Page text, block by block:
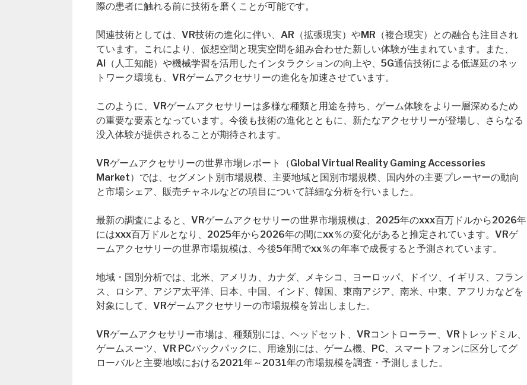
際の患者に触れる前に技術を磨くことが可能です。
関連技術としては、VR技術の進化に伴い、AR（拡張現実）やMR（複合現実）との融合も注目され
ています。これにより、仮想空間と現実空間を組み合わせた新しい体験が生まれています。また、
AI（人工知能）や機械学習を活用したインタラクションの向上や、5G通信技術による低遅延のネッ
トワーク環境も、VRゲームアクセサリーの進化を加速させています。
このように、VRゲームアクセサリーは多様な種類と用途を持ち、ゲーム体験をより一層深めるため
の重要な要素となっています。今後も技術の進化とともに、新たなアクセサリーが登場し、さらなる
没入体験が提供されることが期待されます。
VRゲームアクセサリーの世界市場レポート（Global Virtual Reality Gaming Accessories
Market）では、セグメント別市場規模、主要地域と国別市場規模、国内外の主要プレーヤーの動向
と市場シェア、販売チャネルなどの項目について詳細な分析を行いました。
最新の調査によると、VRゲームアクセサリーの世界市場規模は、2025年のxxx百万ドルから2026年
にはxxx百万ドルとなり、2025年から2026年の間にxx％の変化があると推定されています。VRゲ
ームアクセサリーの世界市場規模は、今後5年間でxx％の年率で成長すると予測されています。
地域・国別分析では、北米、アメリカ、カナダ、メキシコ、ヨーロッパ、ドイツ、イギリス、フラン
ス、ロシア、アジア太平洋、日本、中国、インド、韓国、東南アジア、南米、中東、アフリカなどを
対象にして、VRゲームアクセサリーの市場規模を算出しました。
VRゲームアクセサリー市場は、種類別には、ヘッドセット、VRコントローラー、VRトレッドミル、
ゲームスーツ、VR PCバックパックに、用途別には、ゲーム機、PC、スマートフォンに区分してグ
ローバルと主要地域における2021年～2031年の市場規模を調査・予測しました。